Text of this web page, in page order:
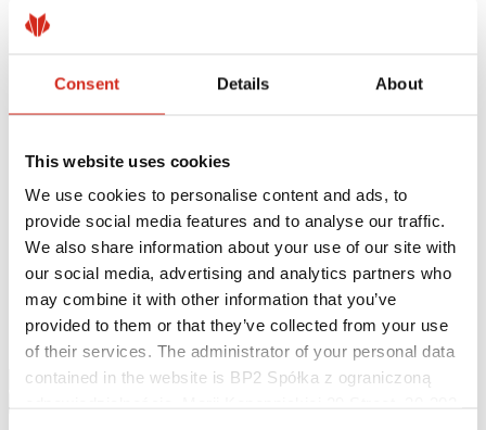
Consent Details About
This website uses cookies
We use cookies to personalise content and ads, to
provide social media features and to analyse our traffic.
We also share information about your use of our site with
our social media, advertising and analytics partners who
may combine it with other information that you’ve
provided to them or that they’ve collected from your use
of their services. The administrator of your personal data
contained in the website is BP2 Spółka z ograniczoną
Užitočné odkazy
Nátery, farby a záruky
Registrácia záruky
Realizácie a inšpirácie
Súbory na stiahnutie
Nájsť zhotoviteľa
Knižnica BIM
Najčastejšie otázky (FAQ)
Na stiahnutie
Kontakty